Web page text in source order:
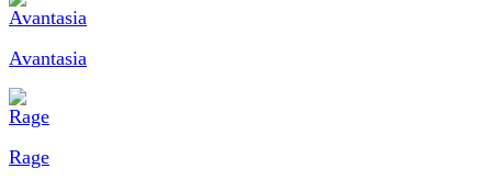
Avantasia
Rage